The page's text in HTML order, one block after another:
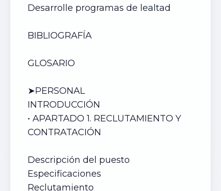
Desarrolle programas de lealtad
BIBLIOGRAFÍA
GLOSARIO
➤PERSONAL
INTRODUCCIÓN
• APARTADO 1. RECLUTAMIENTO Y
CONTRATACIÓN
Descripción del puesto
Especificaciones
Reclutamiento